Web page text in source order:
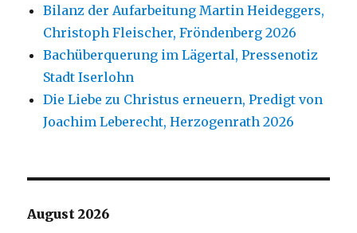
Bilanz der Aufarbeitung Martin Heideggers,
Christoph Fleischer, Fröndenberg 2026
Bachüberquerung im Lägertal, Pressenotiz
Stadt Iserlohn
Die Liebe zu Christus erneuern, Predigt von
Joachim Leberecht, Herzogenrath 2026
August 2026